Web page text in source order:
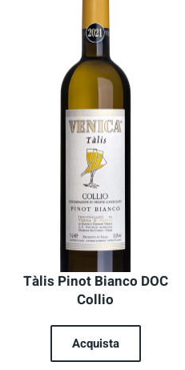
Tàlis Pinot Bianco DOC
Collio
Acquista